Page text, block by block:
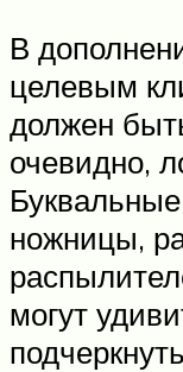
В
целевым
должен
очевидно,
ножницы,
могут